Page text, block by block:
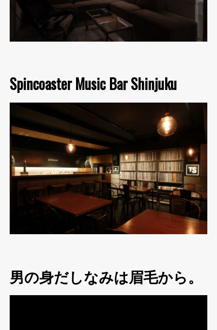
Spincoaster Music Bar Shinjuku
男の身だしなみは眉毛から。